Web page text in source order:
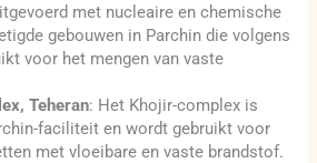
met nucleaire en chemische
gebouwen in Parchin die volgens
voor het mengen van vaste
Teheran: Het Khojir-complex is
faciliteit en wordt gebruikt voor
met vloeibare en vaste brandstof.